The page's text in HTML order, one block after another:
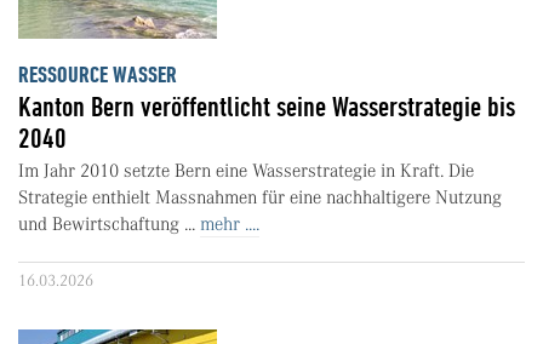
RESSOURCE WASSER
Kanton Bern veröffentlicht seine Wasserstrategie bis
2040
Im Jahr 2010 setzte Bern eine Wasserstrategie in Kraft. Die
Strategie enthielt Massnahmen für eine nachhaltigere Nutzung
und Bewirtschaftung ... mehr ....
16.03.2026